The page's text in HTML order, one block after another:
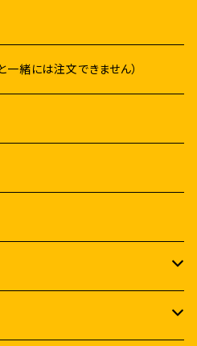
一緒には注文できません）